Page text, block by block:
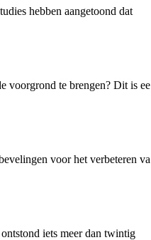
hebben aangetoond dat
voorgrond te brengen? Dit is ee
voor het verbeteren va
iets meer dan twintig